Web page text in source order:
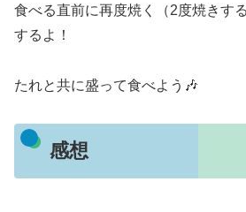
食べる直前に再度焼く（2度焼きす
するよ！
たれと共に盛って食べよう🎶
感想